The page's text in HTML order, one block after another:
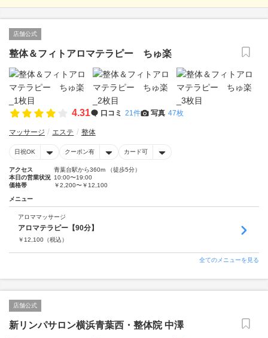
店舗公式
整体＆フィトアロマテラピー ちゅ楽
4.31 口コミ 21件 写真 47枚
マッサージ エステ 整体
日祝OK クーポン有 カード可
アクセス
青葉台駅から360m （徒歩5分）
本日の営業状況 10:00〜19:00
価格帯
￥2,200〜￥12,100
メニュー
アロママッサージ
アロマテラピー【90分】
￥ 12,100 （税込）
全てのメニューを見る
店舗公式
新リンパサロン横浜青葉西・整体院 中澤